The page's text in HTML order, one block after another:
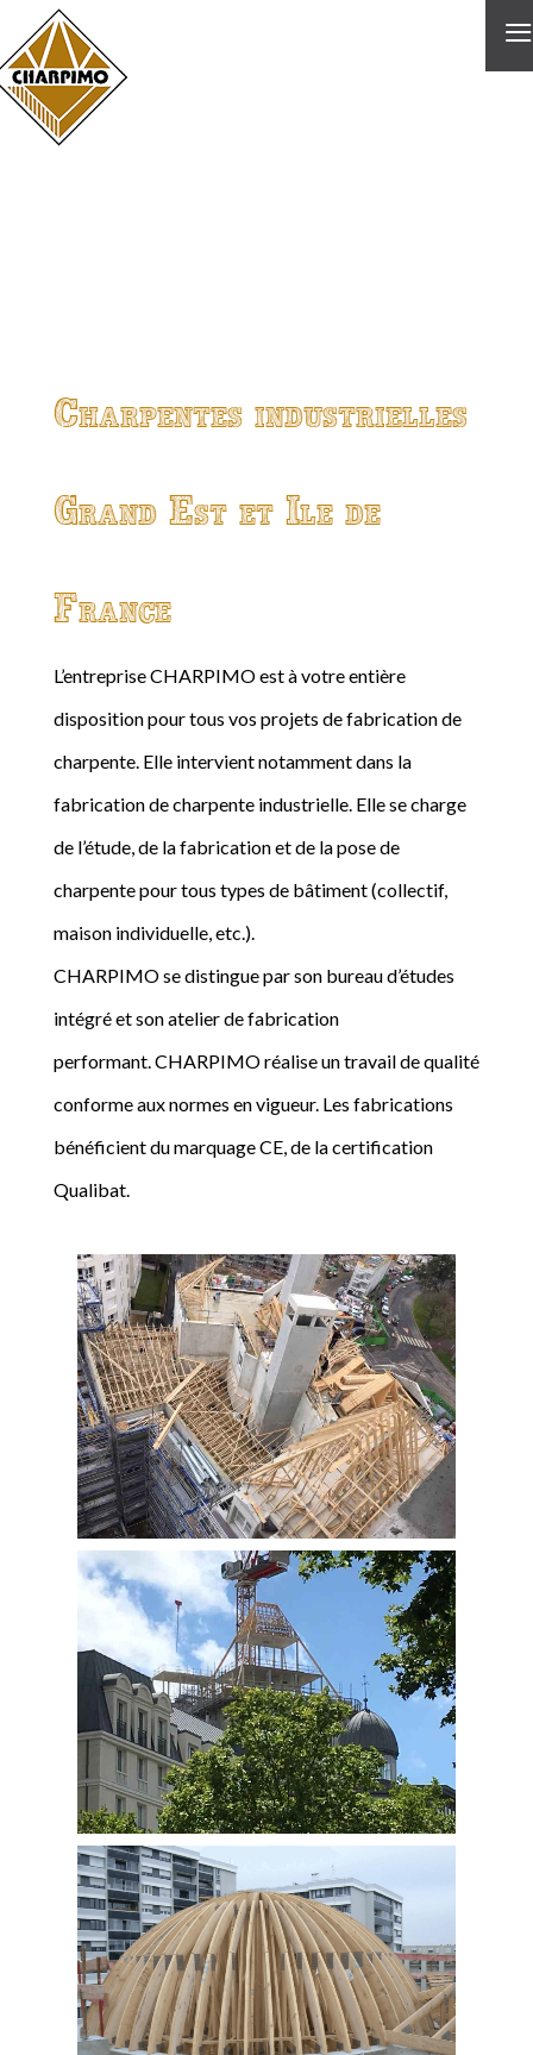
≡
Charpentes industrielles
Grand Est et Ile de
France
L’entreprise CHARPIMO est à votre entière
disposition pour tous vos projets de fabrication de
charpente. Elle intervient notamment dans la
fabrication de charpente industrielle. Elle se charge
de l’étude, de la fabrication et de la pose de
charpente pour tous types de bâtiment (collectif,
maison individuelle, etc.).
CHARPIMO se distingue par son bureau d’études
intégré et son atelier de fabrication
performant. CHARPIMO réalise un travail de qualité
conforme aux normes en vigueur. Les fabrications
bénéficient du marquage CE, de la certification
Qualibat.